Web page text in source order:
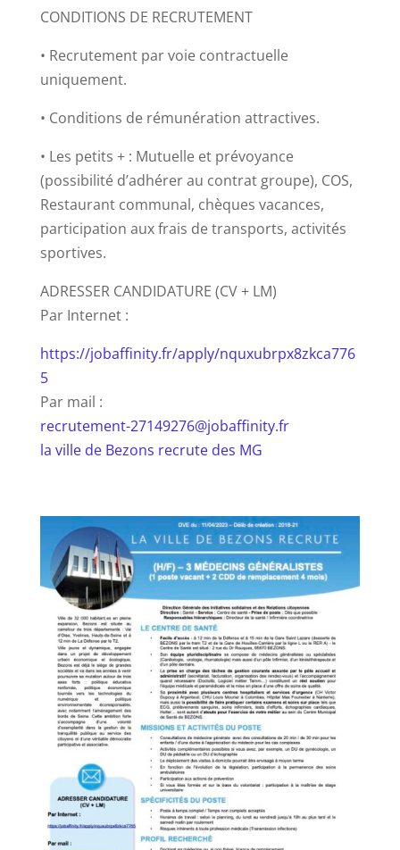
CONDITIONS DE RECRUTEMENT
• Recrutement par voie contractuelle
uniquement.
• Conditions de rémunération attractives.
• Les petits + : Mutuelle et prévoyance
(possibilité d’adhérer au contrat groupe), COS,
Restaurant communal, chèques vacances,
participation aux frais de transports, activités
sportives.
ADRESSER CANDIDATURE (CV + LM)
Par Internet :
https://jobaffinity.fr/apply/nquxubrpx8zkca776
5
Par mail :
recrutement-27149276@jobaffinity.fr
la ville de Bezons recrute des MG